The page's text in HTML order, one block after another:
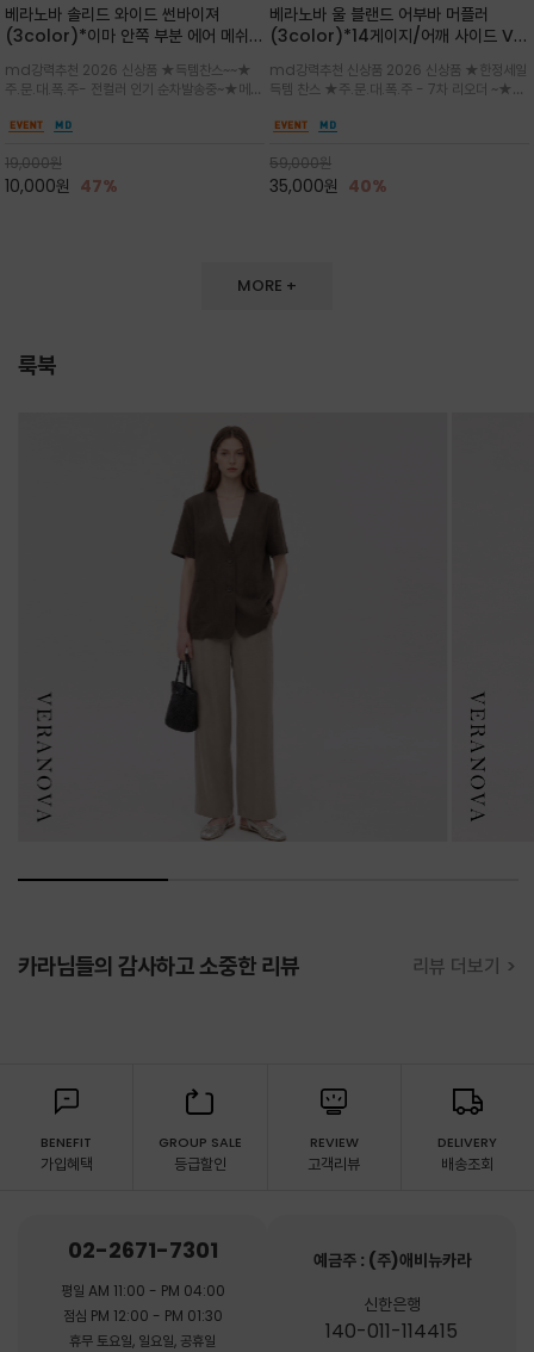
베라노바 솔리드 와이드 썬바이져
(3color)*이마 안쪽 부분 에어 메쉬
노바 심볼 전사 인쇄(Transfer
Printing)뒷밴딩으로 사이즈 조절이 가
능해 누구나 안정적으로 착용
md강력추천 2026 신상품 ★득템찬스~~★
주.문.대.폭.주- 전컬러 인기 순차발송중~★메쉬
일 보송보송한 스킨케어 핏(Skin-care fit)을
프,여행까지~~
19,000원
10,000원 47%
베라노바 울 블랜드 어부바 머플러
(3color)*14게이지/어깨 사이드 VN
잡는 감각적인 레이어드 니트 어부바숄/
뒷면의 은은한 V자 조직감과 부드러운
터치감으로 완성도를 높였으며, 단조로
md강력추천 신상품 2026 신상품 ★한정세일
득템 찬스 ★주.문.대.폭.주 - 7차 리오더 ~★셔
인트를 주기 좋으며, 소매 끝단에 위치한 실버
스러움을 동시에
59,000원
35,000원 40%
MORE +
룩북
카라님들의 감사하고 소중한 리뷰 리뷰 더보기 >
BENEFIT
가입혜택
GROUP SALE
등급할인
REVIEW
고객리뷰
DELIVERY
배송조회
02-2671-7301
평일 AM 11:00 - PM 04:00
점심 PM 12:00 - PM 01:30
휴무 토요일, 일요일, 공휴일
예금주 : (주)애비뉴카라
신한은행
140-011-114415